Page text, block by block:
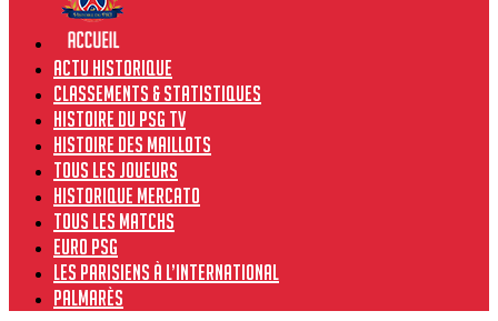
Actu historique
Classements & Statistiques
Histoire du PSG TV
Histoire des maillots
Tous les joueurs
Historique Mercato
Tous les matchs
Euro PSG
Les Parisiens à l’international
Palmarès